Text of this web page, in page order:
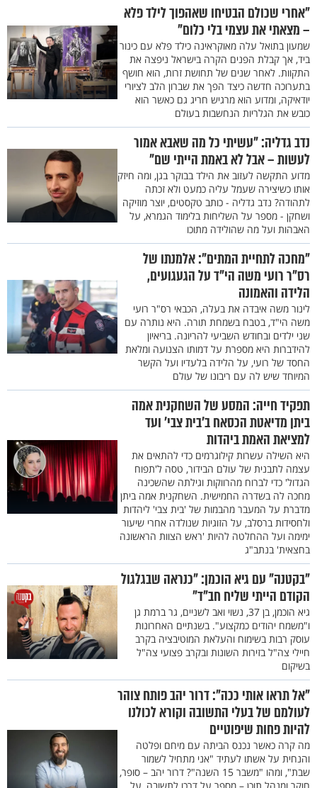
"אחרי שכולם הבטיחו שאהפוך לילד פלא
– מצאתי את עצמי בלי כלום"
שמעון בתואל עלה מאוקראינה כילד פלא עם כינור
ביד, אך קבלת הפנים הקרה בישראל ניפצה את
התקוות. לאחר שנים של תחושת זרות, הוא חושף
בתערוכה חדשה כיצד הפך את שברון הלב לציורי
יודאיקה, ומדוע הוא מרגיש חריג גם כאשר הוא
כובש את הגלריות הנחשבות בעולם
נדב גדליה: "עשיתי כל מה שאבא אמור
לעשות – אבל לא באמת הייתי שם"
מדוע התקשה לעזוב את הילד בבוקר בגן, ומה חיזק
אותו כשיצירה שעמל עליה כמעט ולא זכתה
לתהודה? נדב גדליה - כותב טקסטים, יוצר מוזיקה
ושחקן - מספר על השליחות בלימוד הגמרא, על
האבהות ועל מה שהולידה מתוכו
"מחכה לתחיית המתים": אלמנתו של
רס"ר רועי משה הי"ד על הגעגועים,
הלידה והאמונה
לינור משה איבדה את בעלה, הכבאי רס"ר רועי
משה הי"ד, בטבח בשמחת תורה. היא נותרה עם
שני ילדים ובחודש השביעי להריונה. בריאיון
להידברות היא מספרת על דמותו הצנועה ומלאת
החסד של רועי, על הלידה בלעדיו ועל הקשר
המיוחד שיש לה עם ריבונו של עולם
תפקיד חייה: המסע של השחקנית אמה
ביתן מדיאטת הכסאח ב'בית צבי' ועד
למציאת האמת ביהדות
היא השילה עשרות קילוגרמים כדי להתאים את
עצמה לתבנית של עולם הבידור, טסה ל'תפוח
הגדול' כדי לברוח מהרווקות וגילתה שהשכינה
מחכה לה בשדרה החמישית. השחקנית אמה ביתן
מדברת על המעבר מהבמות של 'בית צבי' ליהדות
ולחסידות ברסלב, על הזוגיות שנולדה אחרי שיעור
ימימה ועל ההחלטה להיות 'ראש הצוות הראשונה
בחצאית' בנתב"ג
"בקטנה" עם גיא הוכמן: "כנראה שבגלגול
הקודם הייתי שליח חב"ד"
גיא הוכמן, בן 37, נשוי ואב לשניים, גר ברמת גן
ו"משמח יהודים כמקצוע". בשנתיים האחרונות
עוסק רבות בשימוח והעלאת המוטיבציה בקרב
חיילי צה"ל בזירות השונות ובקרב פצועי צה"ל
בשיקום
"אל תראו אותי ככה": דרור יהב פותח צוהר
לעולמם של בעלי התשובה וקורא לכולנו
להיות פחות שיפוטיים
מה קרה כאשר נכנס הביתה עם מיחם ופלטה
והנחית על אשתו לעתיד "אני מתחיל לשמור
שבת", ומהו "משבר 15 השנה"? דרור יהב – סופר,